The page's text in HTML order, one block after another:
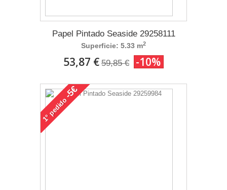
Papel Pintado Seaside 29258111
Superficie: 5.33 m2
53,87 € 59,85 € -10%
1°
pedido
-5€